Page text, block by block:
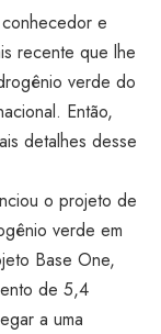
e
recente que lhe
verde do
Então,
detalhes desse
o projeto de
verde em
Base One,
de 5,4
a uma